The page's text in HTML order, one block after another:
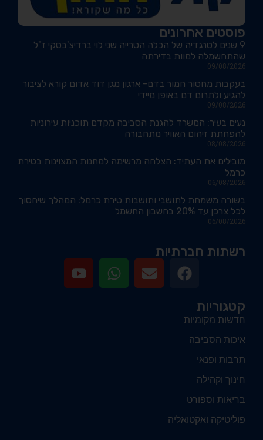
פוסטים אחרונים
9 שנים לטרגדיה של הכלה הטרייה שני לוי ברדיצ'בסקי ז"ל
שהתחשמלה למוות בדירתה
09/08/2026
בעקבות מחסור חמור בדם- ארגון מגן דוד אדום קורא לציבור
להגיע ולתרום דם באופן מיידי
09/08/2026
נעים בעיר: המשרד להגנת הסביבה מקדם תוכניות עירוניות
להפחתת זיהום האוויר מתחבורה
08/08/2026
מובילים את העתיד: הצלחה מרשימה למחנות המצוינות בטירת
כרמל
06/08/2026
בשורה משמחת לתושבי ותושבות טירת כרמל: המהלך שיחסוך
לכל צרכן עד 20% בחשבון החשמל
06/08/2026
רשתות חברתיות
קטגוריות
חדשות מקומיות
איכות הסביבה
תרבות ופנאי
חינוך וקהילה
בריאות וספורט
פוליטיקה ואקטואליה